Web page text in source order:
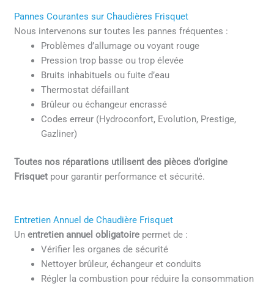
Pannes Courantes sur Chaudières Frisquet
Nous intervenons sur toutes les pannes fréquentes :
Problèmes d’allumage ou voyant rouge
Pression trop basse ou trop élevée
Bruits inhabituels ou fuite d’eau
Thermostat défaillant
Brûleur ou échangeur encrassé
Codes erreur (Hydroconfort, Evolution, Prestige,
Gazliner)
Toutes nos réparations utilisent des pièces d’origine
Frisquet pour garantir performance et sécurité.
Entretien Annuel de Chaudière Frisquet
Unentretien annuel obligatoire permet de :
Vérifier les organes de sécurité
Nettoyer brûleur, échangeur et conduits
Régler la combustion pour réduire la consommation